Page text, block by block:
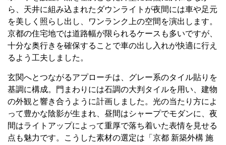
ら、天井に組み込まれたダウンライトが夜間には車や足元
を美しく照らし出し、ワンランク上の空間を演出します。
京都の住宅地では道路幅が限られるケースも多いですが、
十分な奥行きを確保することで車の出し入れが快適に行え
るよう工夫しました。
玄関へとつながるアプローチは、グレー系のタイル貼りを
基調に構成。門まわりには石調の大判タイルを用い、建物
の外観と響き合うように計画しました。光の当たり方によ
って豊かな陰影が生まれ、昼間はシャープでモダンに、夜
間はライトアップによって重厚で落ち着いた表情を見せる
点も魅力です。こうした素材の選定は「京都 新築外構 施